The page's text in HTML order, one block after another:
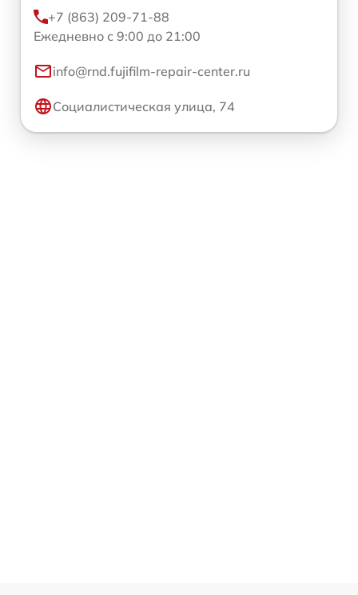
+7 (863) 209-71-88
Ежедневно с 9:00 до 21:00
info@rnd.fujifilm-repair-center.ru
Социалистическая улица, 74